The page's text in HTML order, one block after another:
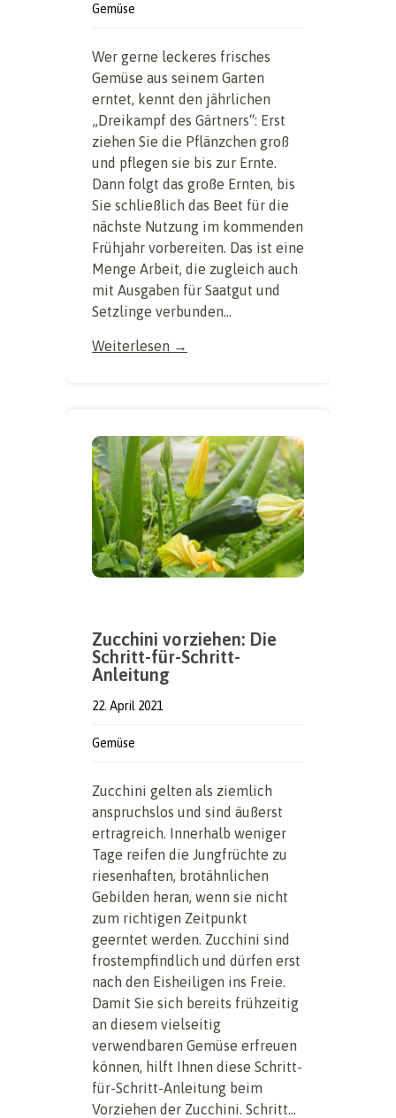
Gemüse
Wer gerne leckeres frisches
Gemüse aus seinem Garten
erntet, kennt den jährlichen
„Dreikampf des Gärtners“: Erst
ziehen Sie die Pflänzchen groß
und pflegen sie bis zur Ernte.
Dann folgt das große Ernten, bis
Sie schließlich das Beet für die
nächste Nutzung im kommenden
Frühjahr vorbereiten. Das ist eine
Menge Arbeit, die zugleich auch
mit Ausgaben für Saatgut und
Setzlinge verbunden...
Weiterlesen →
Zucchini vorziehen: Die
Schritt-für-Schritt-
Anleitung
22. April 2021
Gemüse
Zucchini gelten als ziemlich
anspruchslos und sind äußerst
ertragreich. Innerhalb weniger
Tage reifen die Jungfrüchte zu
riesenhaften, brotähnlichen
Gebilden heran, wenn sie nicht
zum richtigen Zeitpunkt
geerntet werden. Zucchini sind
frostempfindlich und dürfen erst
nach den Eisheiligen ins Freie.
Damit Sie sich bereits frühzeitig
an diesem vielseitig
verwendbaren Gemüse erfreuen
können, hilft Ihnen diese Schritt-
für-Schritt-Anleitung beim
Vorziehen der Zucchini. Schritt...